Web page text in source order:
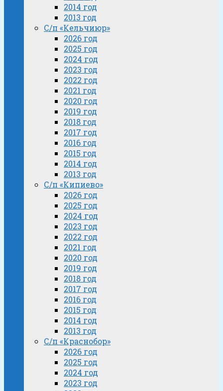
2014 год
2013 год
С/п «Кельчиюр»
2026 год
2025 год
2024 год
2023 год
2022 год
2021 год
2020 год
2019 год
2018 год
2017 год
2016 год
2015 год
2014 год
2013 год
С/п «Кипиево»
2026 год
2025 год
2024 год
2023 год
2022 год
2021 год
2020 год
2019 год
2018 год
2017 год
2016 год
2015 год
2014 год
2013 год
С/п «Краснобор»
2026 год
2025 год
2024 год
2023 год